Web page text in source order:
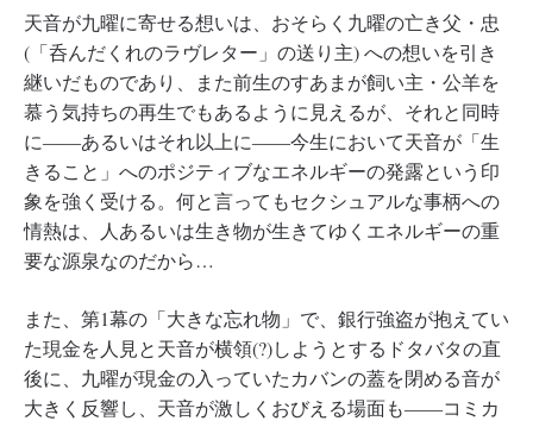
天音が九曜に寄せる想いは、おそらく九曜の亡き父・忠
(「呑んだくれのラヴレター」の送り主) への想いを引き
継いだものであり、また前生のすあまが飼い主・公羊を
慕う気持ちの再生でもあるように見えるが、それと同時
に――あるいはそれ以上に――今生において天音が「生
きること」へのポジティブなエネルギーの発露という印
象を強く受ける。何と言ってもセクシュアルな事柄への
情熱は、人あるいは生き物が生きてゆくエネルギーの重
要な源泉なのだから…
また、第1幕の「大きな忘れ物」で、銀行強盗が抱えてい
た現金を人見と天音が横領(?)しようとするドタバタの直
後に、九曜が現金の入っていたカバンの蓋を閉める音が
大きく反響し、天音が激しくおびえる場面も――コミカ